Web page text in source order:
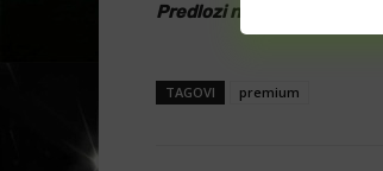
Predlozi nisu 100%
TAGOVI premium